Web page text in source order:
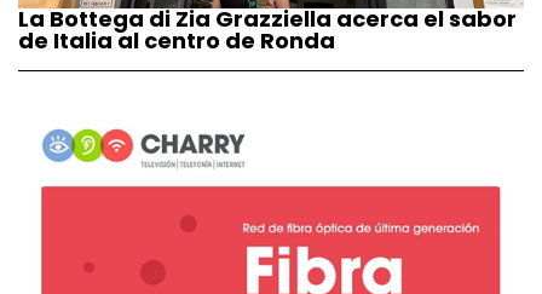
La Bottega di Zia Grazziella acerca el sabor
de Italia al centro de Ronda